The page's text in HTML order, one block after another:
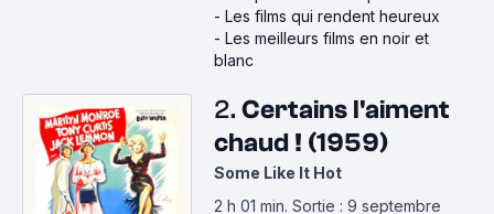
- Les films qui rendent heureux
- Les meilleurs films en noir et
blanc
2. Certains l'aiment
chaud ! (1959)
Some Like It Hot
2 h 01 min. Sortie : 9 septembre